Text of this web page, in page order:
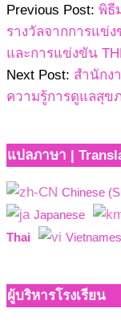
Previous Post: พิธี
รางวัลจากการแข่ง
และการแข่งขัน
Next Post: สำนักง
ความรู้การดูแลสุข
แปลภาษา |
Chinese
Japanese
Thai
ผู้บริหารโรงเรียน